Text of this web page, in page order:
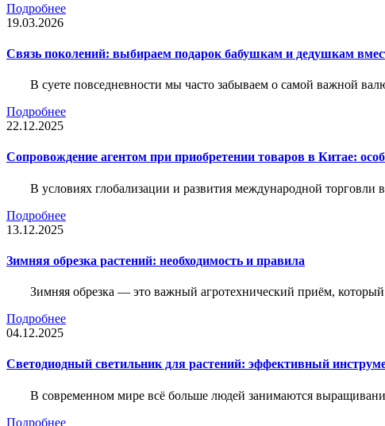
Подробнее
19.03.2026
Связь поколений: выбираем подарок бабушкам и дедушкам
В суете повседневности мы часто забываем о самой важной
Подробнее
22.12.2025
Сопровождение агентом при приобретении товаров в Китае:
В условиях глобализации и развития международной
Подробнее
13.12.2025
Зимняя обрезка растений: необходимость и правила
Зимняя обрезка — это важный агротехнический приём,
Подробнее
04.12.2025
Светодиодный светильник для растений: эффективный
В современном мире всё больше людей занимаются
Подробнее